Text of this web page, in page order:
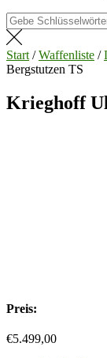
Suchen
nach:
Start /Waffenliste /
Bergstutzen TS
Krieghoff
Preis:
€5.499,00